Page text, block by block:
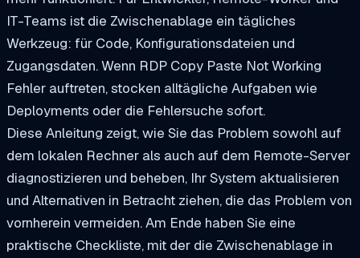
IT-Teams ist die Zwischenablage ein tägliches
Werkzeug: für Code, Konfigurationsdateien und
Zugangsdaten. Wenn RDP Copy Paste Not Working
Fehler auftreten, stocken alltägliche Aufgaben wie
Deployments oder die Fehlersuche sofort.
Diese Anleitung zeigt, wie Sie das Problem sowohl auf
dem lokalen Rechner als auch auf dem Remote-Server
diagnostizieren und beheben, Ihr System aktualisieren
und Alternativen in Betracht ziehen, die das Problem von
vornherein vermeiden. Am Ende haben Sie eine
praktische Checkliste, mit der die Zwischenablage in